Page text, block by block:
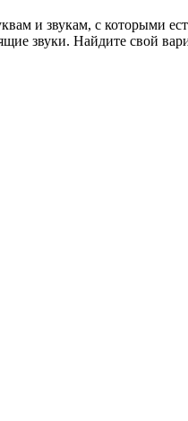
и звукам, с которыми
звуки. Найдите свой